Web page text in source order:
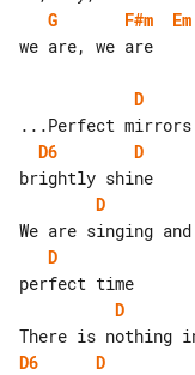
G
F#m
Em
we are, we are
D
D6
D
D
D
D
D6
D